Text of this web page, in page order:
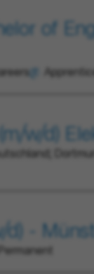
of
w/d)
-
Permanent